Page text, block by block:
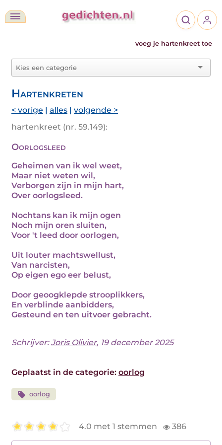
voeg je hartenkreet toe
Hartenkreten
< vorige | alles | volgende >
hartenkreet (nr. 59.149):
Oorlogsleed
Geheimen van ik wel weet,
Maar niet weten wil,
Verborgen zijn in mijn hart,
Over oorlogsleed.
Nochtans kan ik mijn ogen
Noch mijn oren sluiten,
Voor 't leed door oorlogen,
Uit louter machtswellust,
Van narcisten,
Op eigen ego eer belust,
Door geoogklepde strooplikkers,
En verblinde aanbidders,
Gesteund en ten uitvoer gebracht.
Schrijver:Joris Olivier, 19 december 2025
Geplaatst in de categorie: oorlog
oorlog
4.0 met 1 stemmen 386